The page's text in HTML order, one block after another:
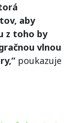
aby
z toho by
vlnou
poukazuje